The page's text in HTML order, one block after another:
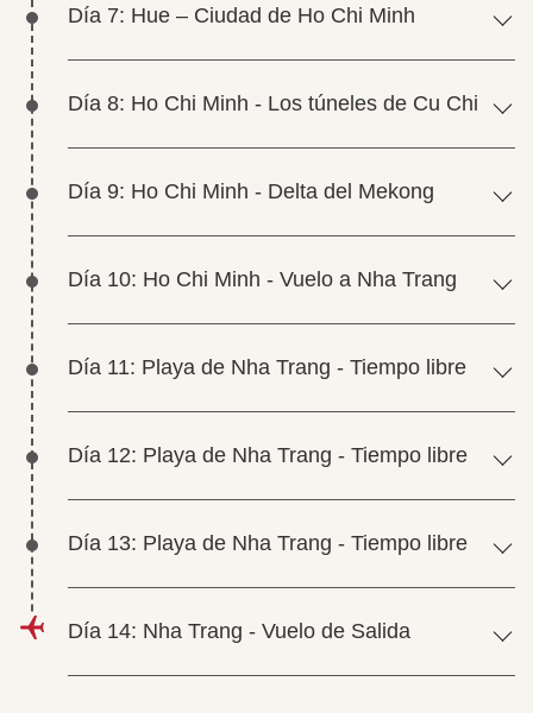
Día 7: Hue – Ciudad de Ho Chi Minh
Día 8: Ho Chi Minh - Los túneles de Cu Chi
Día 9: Ho Chi Minh - Delta del Mekong
Día 10: Ho Chi Minh - Vuelo a Nha Trang
Día 11: Playa de Nha Trang - Tiempo libre
Día 12: Playa de Nha Trang - Tiempo libre
Día 13: Playa de Nha Trang - Tiempo libre
Día 14: Nha Trang - Vuelo de Salida